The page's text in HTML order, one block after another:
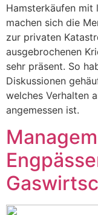
Hamsterkäufen mit
machen sich die
zur privaten
ausgebrochenen
sehr präsent. So
Diskussionen
welches Verhalten
angemessen ist.